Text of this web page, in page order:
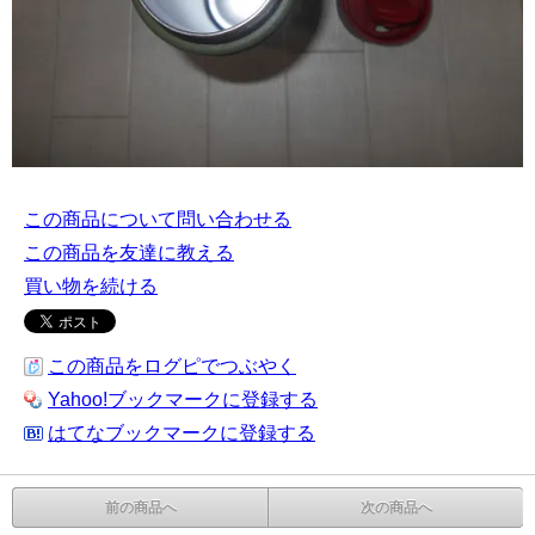
この商品について問い合わせる
この商品を友達に教える
買い物を続ける
この商品をログピでつぶやく
Yahoo!ブックマークに登録する
はてなブックマークに登録する
前の商品へ 次の商品へ